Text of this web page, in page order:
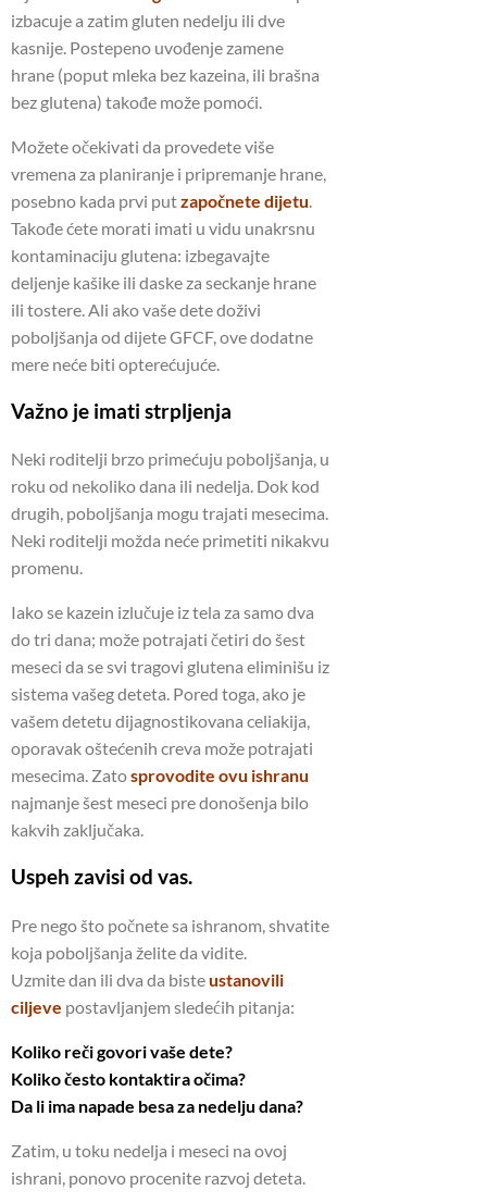
izbacuje a zatim gluten nedelju ili dve
kasnije. Postepeno uvođenje zamene
hrane (poput mleka bez kazeina, ili brašna
bez glutena) takođe može pomoći.
Možete očekivati da provedete više
vremena za planiranje i pripremanje hrane,
posebno kada prvi putzapočnete dijetu.
Takođe ćete morati imati u vidu unakrsnu
kontaminaciju glutena: izbegavajte
deljenje kašike ili daske za seckanje hrane
ili tostere. Ali ako vaše dete doživi
poboljšanja od dijete GFCF, ove dodatne
mere neće biti opterećujuće.
Važno je imati strpljenja
Neki roditelji brzo primećuju poboljšanja, u
roku od nekoliko dana ili nedelja. Dok kod
drugih, poboljšanja mogu trajati mesecima.
Neki roditelji možda neće primetiti nikakvu
promenu.
Iako se kazein izlučuje iz tela za samo dva
do tri dana; može potrajati četiri do šest
meseci da se svi tragovi glutena eliminišu iz
sistema vašeg deteta. Pored toga, ako je
vašem detetu dijagnostikovana celiakija,
oporavak oštećenih creva može potrajati
mesecima. Zatosprovodite ovu ishranu
najmanje šest meseci pre donošenja bilo
kakvih zaključaka.
Uspeh zavisi od vas.
Pre nego što počnete sa ishranom, shvatite
koja poboljšanja želite da vidite.
Uzmite dan ili dva da bisteustanovili
ciljeve postavljanjem sledećih pitanja:
Koliko reči govori vaše dete?
Koliko često kontaktira očima?
Da li ima napade besa za nedelju dana?
Zatim, u toku nedelja i meseci na ovoj
ishrani, ponovo procenite razvoj deteta.